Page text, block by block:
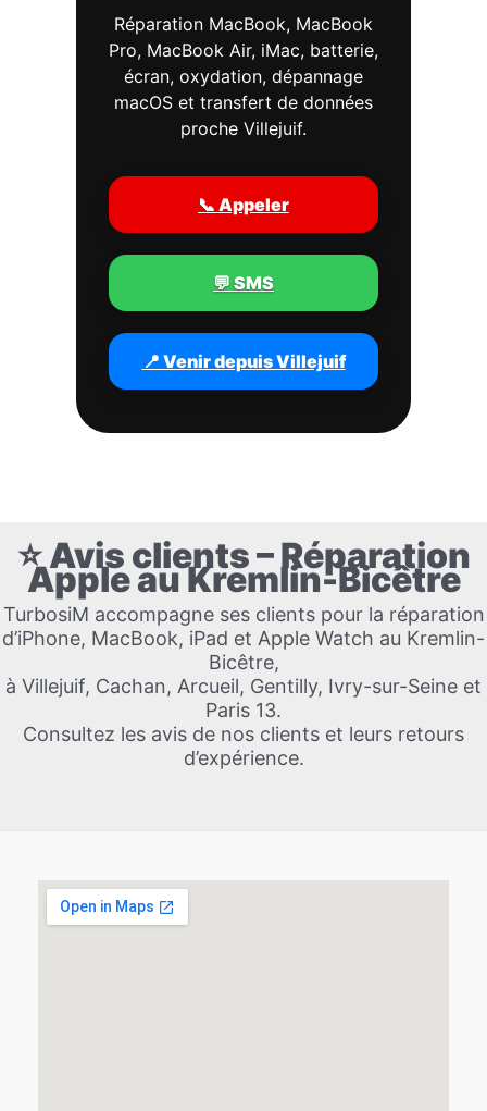
Réparation MacBook, MacBook
Pro, MacBook Air, iMac, batterie,
écran, oxydation, dépannage
macOS et transfert de données
proche Villejuif.
📞 Appeler
💬 SMS
📍 Venir depuis Villejuif
⭐ Avis clients – Réparation
Apple au Kremlin-Bicêtre
TurbosiM accompagne ses clients pour la réparation
d’iPhone, MacBook, iPad et Apple Watch au Kremlin-
Bicêtre,
à Villejuif, Cachan, Arcueil, Gentilly, Ivry-sur-Seine et
Paris 13.
Consultez les avis de nos clients et leurs retours
d’expérience.